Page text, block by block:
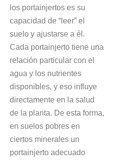
los portainjertos es su
capacidad de “leer” el
suelo y ajustarse a él.
Cada portainjerto tiene una
relación particular con el
agua y los nutrientes
disponibles, y eso influye
directamente en la salud
de la planta. De esta forma,
en suelos pobres en
ciertos minerales un
portainjerto adecuado